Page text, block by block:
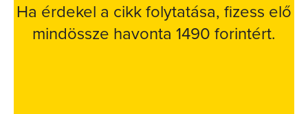
Ha érdekel a cikk folytatása, fizess elő
mindössze havonta 1490 forintért.